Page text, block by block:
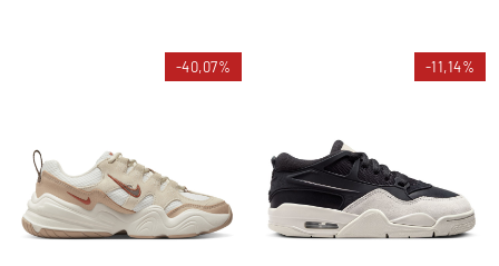
-40,07% -11,14%